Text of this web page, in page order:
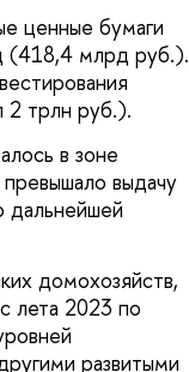
ценные бумаги
(418,4 млрд руб.).
2 трлн руб.).
в зоне
выдачу
дальнейшей
домохозяйств,
лета 2023 по
развитыми